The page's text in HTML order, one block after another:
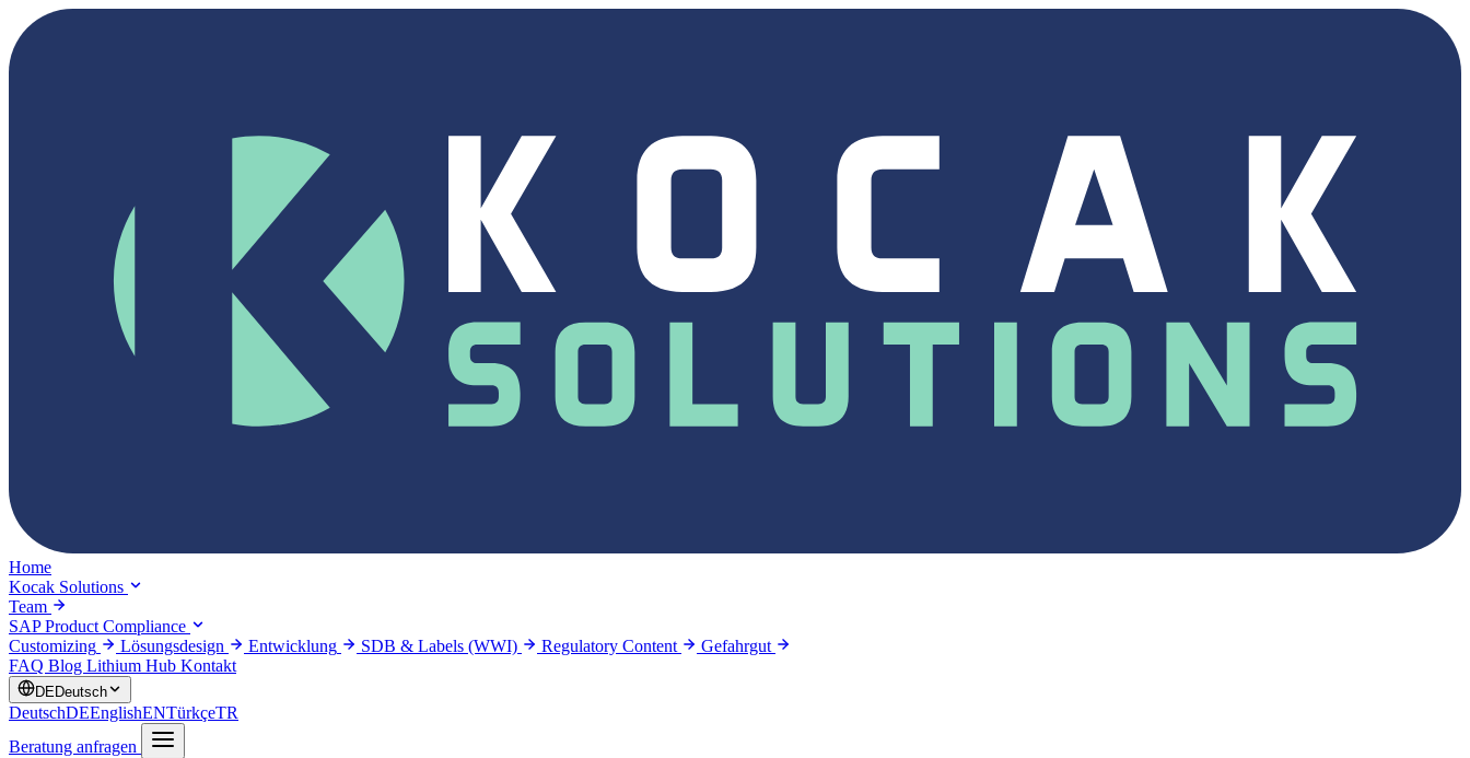
Home
Kocak Solutions
Team
SAP Product Compliance
Customizing
Lösungsdesign Entwicklung SDB & Labels (WWI) Regulatory Content
Gefahrgut
FAQ Blog Lithium Hub Kontakt
DEDeutsch
DeutschDEEnglishENTürkçeTR
Beratung anfragen